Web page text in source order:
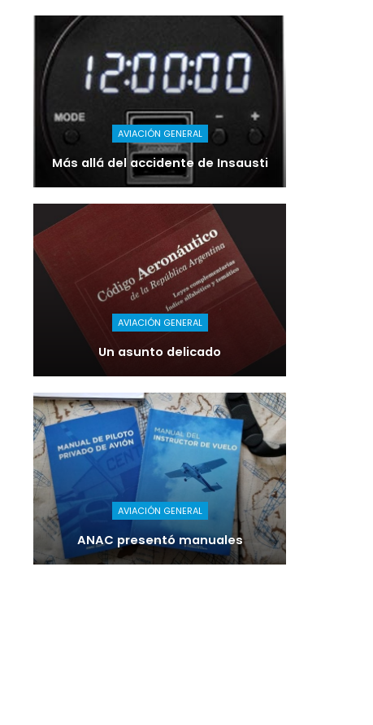
AVIACIÓN GENERAL
Más allá del accidente de Insausti
AVIACIÓN GENERAL
Un asunto delicado
AVIACIÓN GENERAL
ANAC presentó manuales